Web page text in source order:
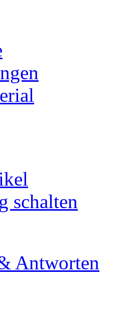
schalten
Antworten